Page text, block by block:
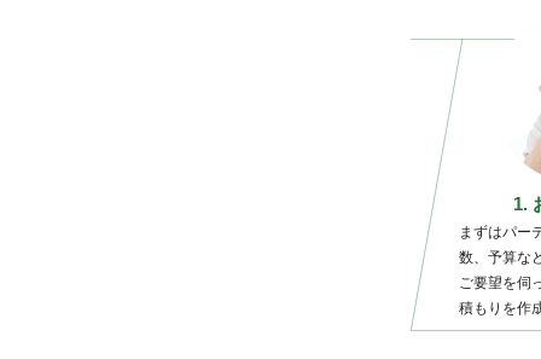
1.
まずはパー
数、予算な
ご要望を伺
積もりを作